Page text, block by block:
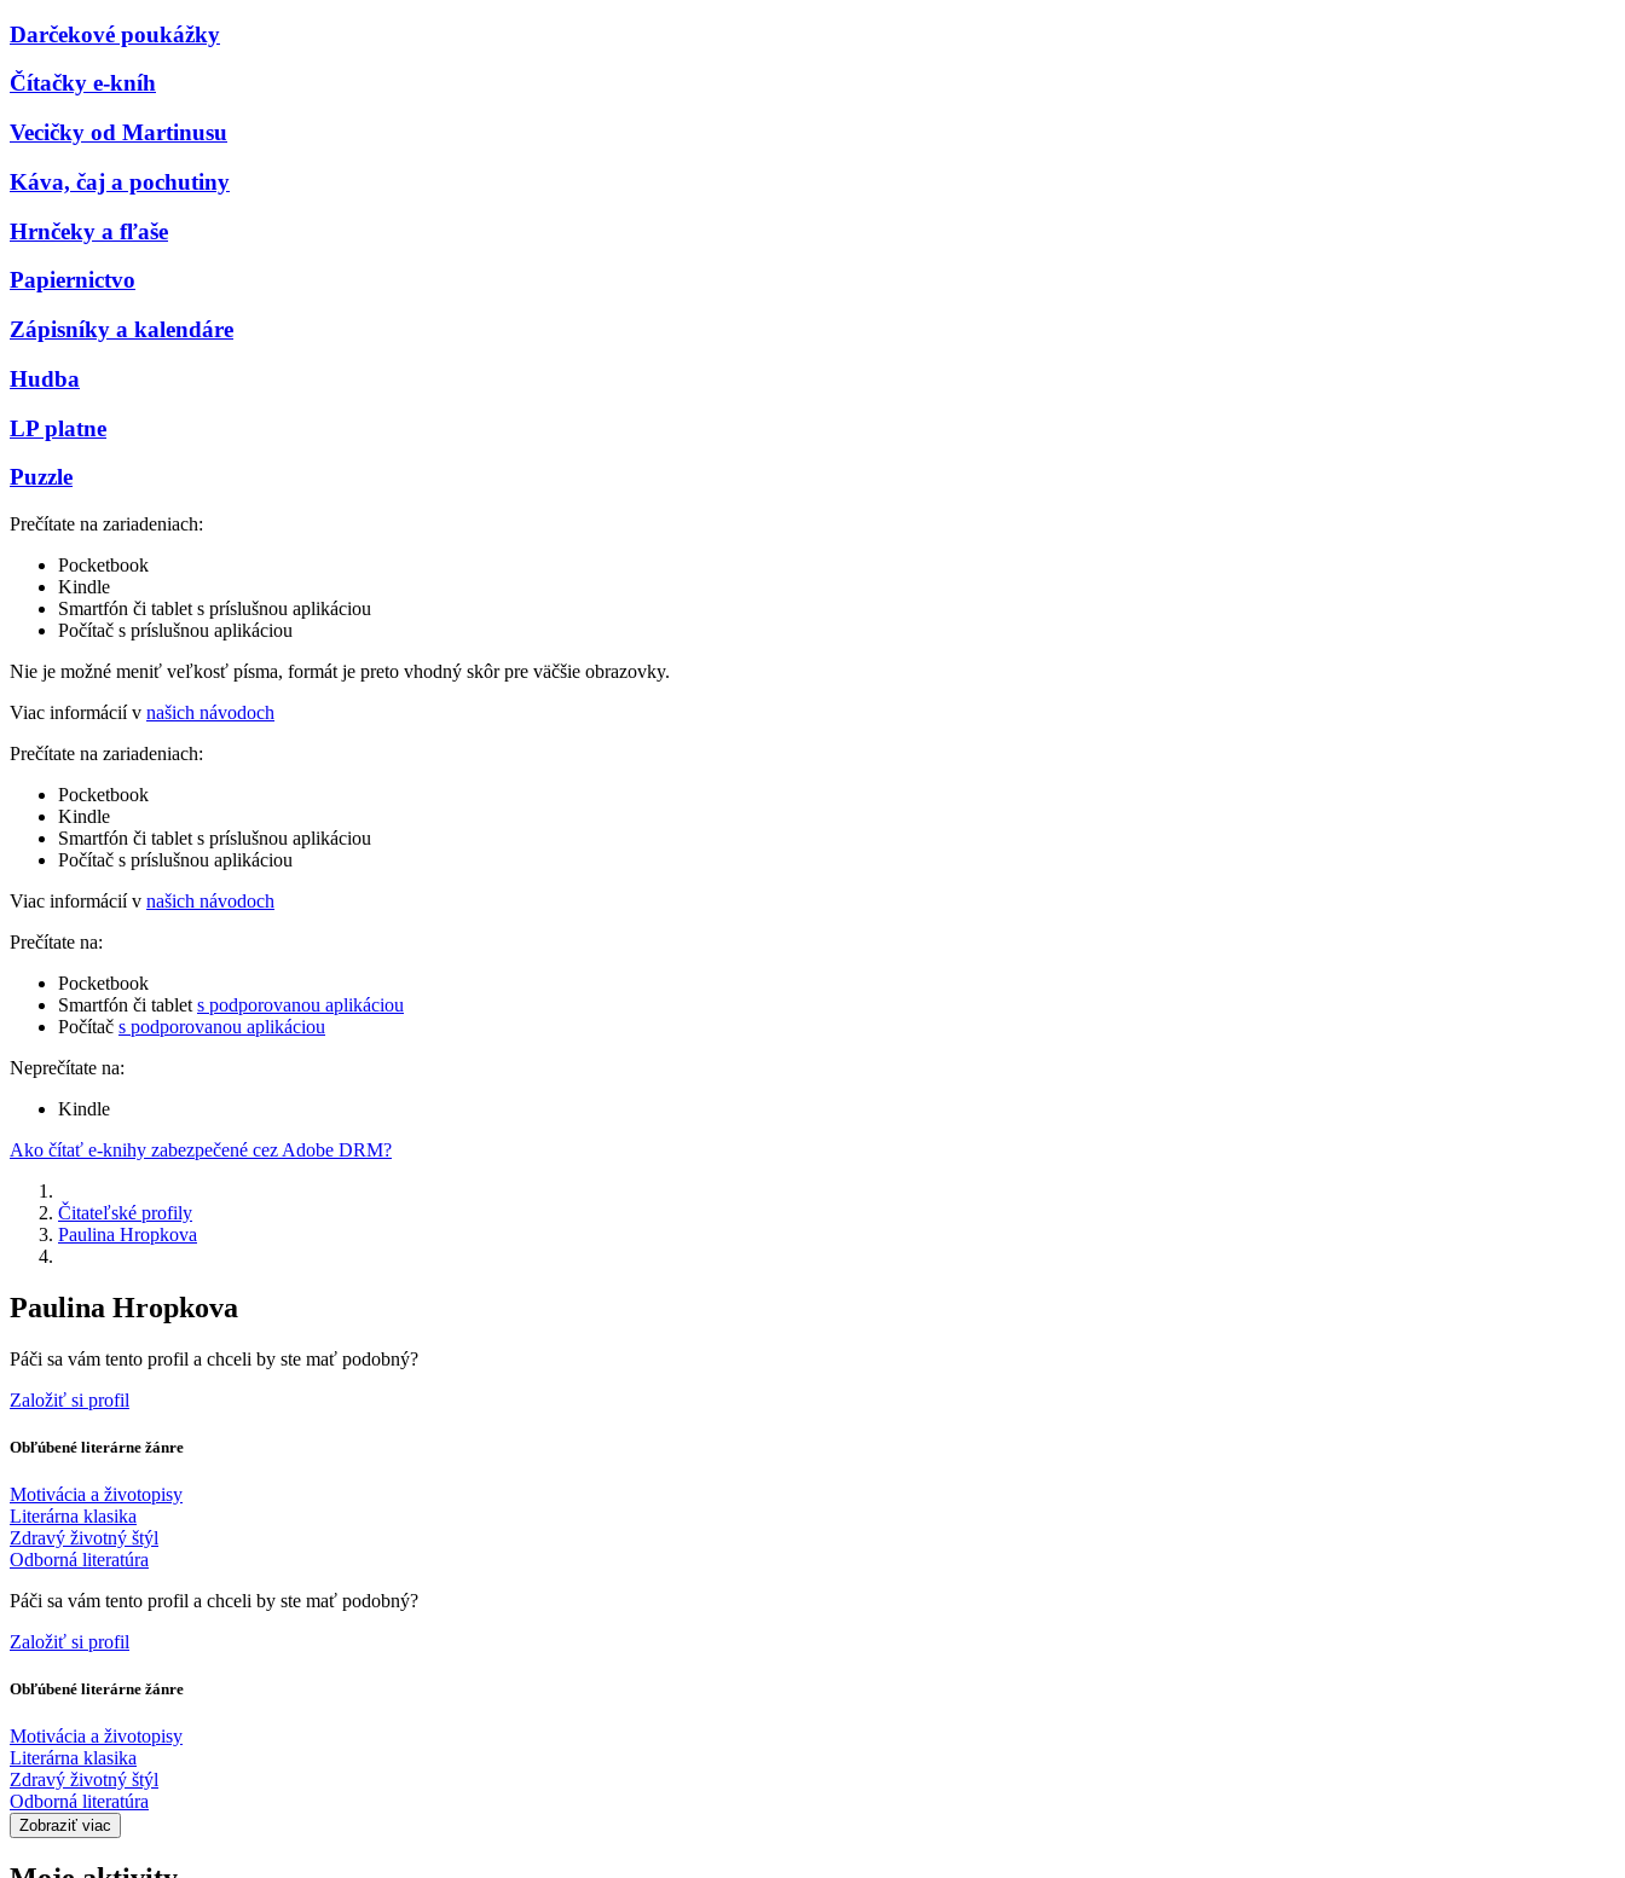
Darčekové poukážky
Čítačky e-kníh
Vecičky od Martinusu
Káva, čaj a pochutiny
Hrnčeky a fľaše
Papiernictvo
Zápisníky a kalendáre
Hudba
LP platne
Puzzle
Prečítate na zariadeniach:
Pocketbook
Kindle
Smartfón či tablet s príslušnou aplikáciou
Počítač s príslušnou aplikáciou
Nie je možné meniť veľkosť písma, formát je preto vhodný skôr pre väčšie obrazovky.
Viac informácií v našich návodoch
Prečítate na zariadeniach:
Pocketbook
Kindle
Smartfón či tablet s príslušnou aplikáciou
Počítač s príslušnou aplikáciou
Viac informácií v našich návodoch
Prečítate na:
Pocketbook
Smartfón či tablet s podporovanou aplikáciou
Počítač s podporovanou aplikáciou
Neprečítate na:
Kindle
Ako čítať e-knihy zabezpečené cez Adobe DRM?
Čitateľské profily
Paulina Hropkova
Paulina Hropkova
Páči sa vám tento profil a chceli by ste mať podobný?
Založiť si profil
Obľúbené literárne žánre
Motivácia a životopisy
Literárna klasika
Zdravý životný štýl
Odborná literatúra
Páči sa vám tento profil a chceli by ste mať podobný?
Založiť si profil
Obľúbené literárne žánre
Motivácia a životopisy
Literárna klasika
Zdravý životný štýl
Odborná literatúra
Zobraziť viac